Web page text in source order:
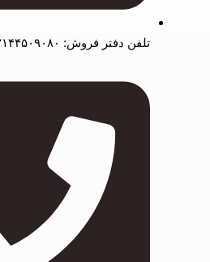
تلفن دفتر فروش: ۰۲۱۴۴۵۰۹۰۸۰